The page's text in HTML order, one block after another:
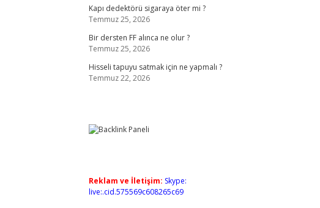
Kapı dedektörü sigaraya öter mi ?
Temmuz 25, 2026
Bir dersten FF alınca ne olur ?
Temmuz 25, 2026
Hisseli tapuyu satmak için ne yapmalı ?
Temmuz 22, 2026
Reklam ve İletişim: Skype:
live:.cid.575569c608265c69